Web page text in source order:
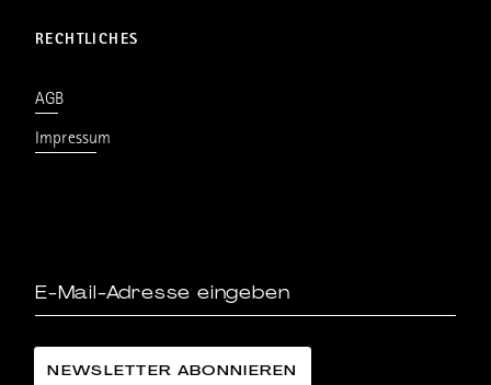
RECHTLICHES
AGB
Impressum